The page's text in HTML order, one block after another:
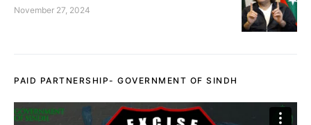
November 27, 2024
PAID PARTNERSHIP- GOVERNMENT OF SINDH